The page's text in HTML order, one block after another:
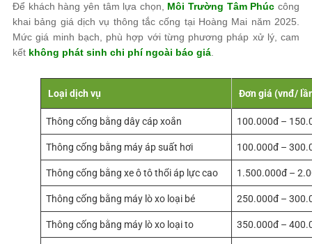
Để khách hàng yên tâm lựa chọn, Môi Trường Tâm Phúc công
khai bảng giá dịch vụ thông tắc cống tại Hoàng Mai năm 2025.
Mức giá minh bạch, phù hợp với từng phương pháp xử lý, cam
kết không phát sinh chi phí ngoài báo giá
Loại dịch vụ Đơn giá (vnđ/
Thông cống bằng dây cáp xoắn 100.000đ –
Thông cống bằng máy áp suất hơi 100.000đ –
Thông cống bằng xe ô tô thổi áp lực cao 1.500.000đ –
Thông cống bằng máy lò xo loại bé 250.000đ –
Thông cống bằng máy lò xo loại to 350.000đ –